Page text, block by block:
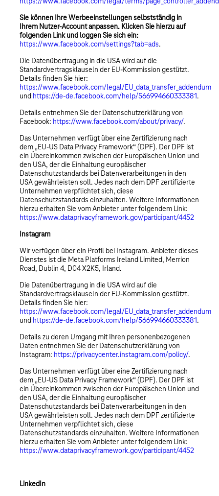
https://www.facebook.com/legal/terms/
Sie können Ihre Werbeeinstellungen selbstständig in
Ihrem Nutzer-Account anpassen. Klicken Sie hierzu auf
folgenden Link und loggen Sie sich ein:
https://www.facebook.com/settings?tab=ads.
Die Datenübertragung in die USA wird auf die
Standardvertragsklauseln der EU-Kommission gestützt.
Details finden Sie hier:
https://www.facebook.com/legal/EU_data_transfer_addendum
und https://de-de.facebook.com/help/566994660333381.
Details entnehmen Sie der Datenschutzerklärung von
Facebook: https://www.facebook.com/about/privacy/.
Das Unternehmen verfügt über eine Zertifizierung nach
dem „EU-US Data Privacy Framework“ (DPF). Der DPF ist
ein Übereinkommen zwischen der Europäischen Union und
den USA, der die Einhaltung europäischer
Datenschutzstandards bei Datenverarbeitungen in den
USA gewährleisten soll. Jedes nach dem DPF zertifizierte
Unternehmen verpflichtet sich, diese
Datenschutzstandards einzuhalten. Weitere Informationen
hierzu erhalten Sie vom Anbieter unter folgendem Link:
https://www.dataprivacyframework.gov/participant/4452
Instagram
Wir verfügen über ein Profil bei Instagram. Anbieter dieses
Dienstes ist die Meta Platforms Ireland Limited, Merrion
Road, Dublin 4, D04 X2K5, Irland.
Die Datenübertragung in die USA wird auf die
Standardvertragsklauseln der EU-Kommission gestützt.
Details finden Sie hier:
https://www.facebook.com/legal/EU_data_transfer_addendum
und https://de-de.facebook.com/help/566994660333381.
Details zu deren Umgang mit Ihren personenbezogenen
Daten entnehmen Sie der Datenschutzerklärung von
Instagram: https://privacycenter.instagram.com/policy/.
Das Unternehmen verfügt über eine Zertifizierung nach
dem „EU-US Data Privacy Framework“ (DPF). Der DPF ist
ein Übereinkommen zwischen der Europäischen Union und
den USA, der die Einhaltung europäischer
Datenschutzstandards bei Datenverarbeitungen in den
USA gewährleisten soll. Jedes nach dem DPF zertifizierte
Unternehmen verpflichtet sich, diese
Datenschutzstandards einzuhalten. Weitere Informationen
hierzu erhalten Sie vom Anbieter unter folgendem Link:
https://www.dataprivacyframework.gov/participant/4452
LinkedIn